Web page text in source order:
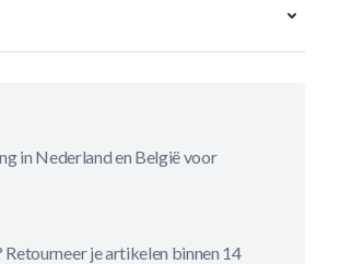
in Nederland en België voor
Retourneer je artikelen binnen 14